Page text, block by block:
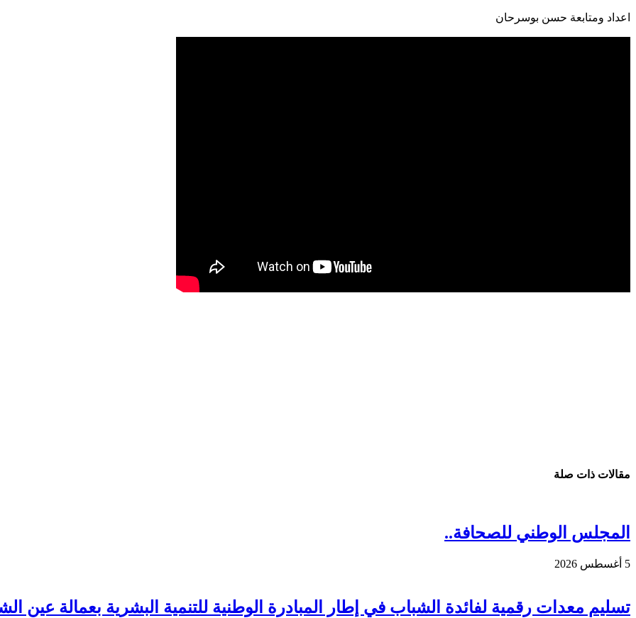
اعداد ومتابعة حسن بوسرحان
مقالات ذات صلة
المجلس الوطني للصحافة..
5 أغسطس 2026
تسليم معدات رقمية لفائدة الشباب في إطار المبادرة الوطنية للتنمية البشرية بعمالة عين